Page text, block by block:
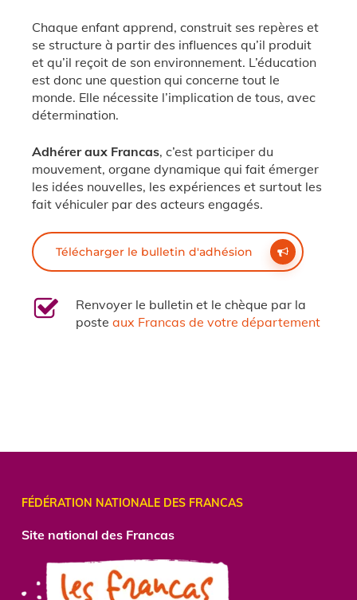
Chaque enfant apprend, construit ses repères et
se structure à partir des influences qu’il produit
et qu’il reçoit de son environnement. L’éducation
est donc une question qui concerne tout le
monde. Elle nécessite l’implication de tous, avec
détermination.
Adhérer aux Francas, c’est participer du
mouvement, organe dynamique qui fait émerger
les idées nouvelles, les expériences et surtout les
fait véhiculer par des acteurs engagés.
Télécharger le bulletin d'adhésion
Renvoyer le bulletin et le chèque par la
posteaux Francas de votre département
FÉDÉRATION NATIONALE DES FRANCAS
Site national des Francas